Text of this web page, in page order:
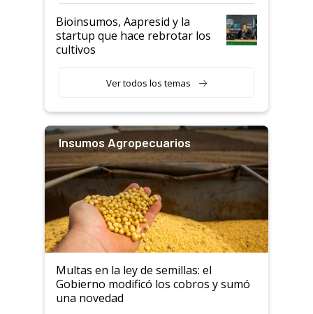
Bioinsumos, Aapresid y la
startup que hace rebrotar los
cultivos
Ver todos los temas
Insumos Agropecuarios
Multas en la ley de semillas: el
Gobierno modificó los cobros y sumó
una novedad